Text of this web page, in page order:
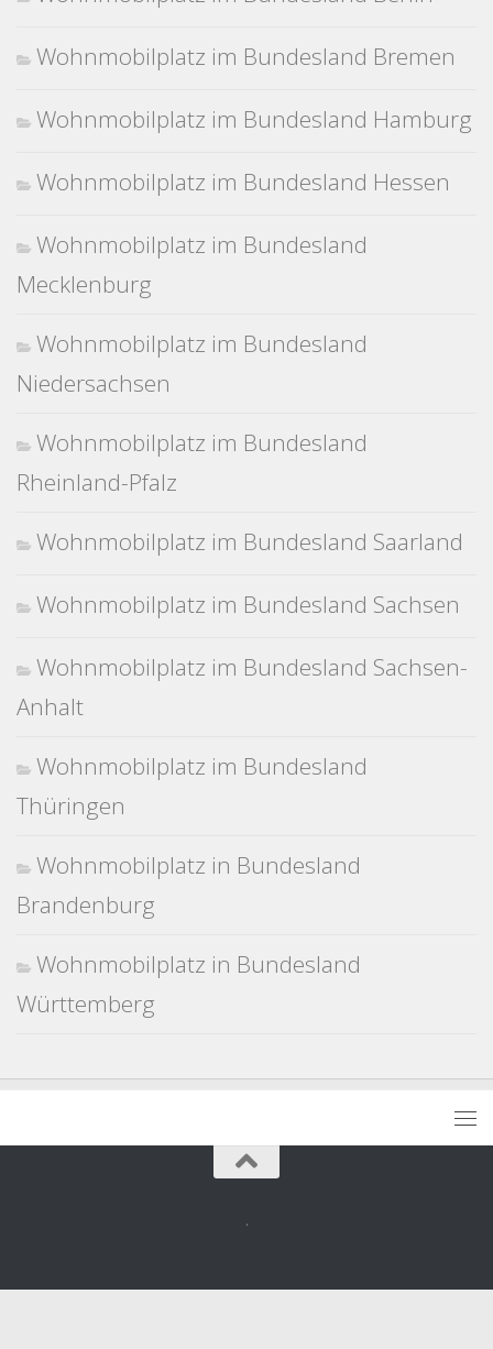
Wohnmobilplatz im Bundesland Bremen
Wohnmobilplatz im Bundesland Hamburg
Wohnmobilplatz im Bundesland Hessen
Wohnmobilplatz im Bundesland
Mecklenburg
Wohnmobilplatz im Bundesland
Niedersachsen
Wohnmobilplatz im Bundesland
Rheinland-Pfalz
Wohnmobilplatz im Bundesland Saarland
Wohnmobilplatz im Bundesland Sachsen
Wohnmobilplatz im Bundesland Sachsen-
Anhalt
Wohnmobilplatz im Bundesland
Thüringen
Wohnmobilplatz in Bundesland
Brandenburg
Wohnmobilplatz in Bundesland
Württemberg
.